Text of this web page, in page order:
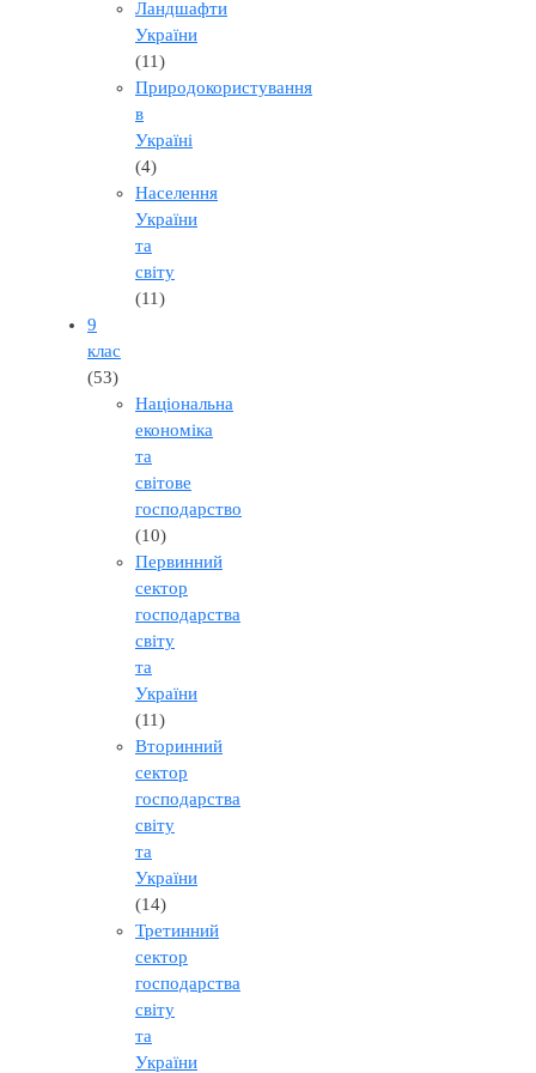
Ландшафти
України
(11)
Природокористування
в
Україні
(4)
Населення
України
та
світу
(11)
9
клас
(53)
Національна
економіка
та
світове
господарство
(10)
Первинний
сектор
господарства
світу
та
України
(11)
Вторинний
сектор
господарства
світу
та
України
(14)
Третинний
сектор
господарства
світу
та
України